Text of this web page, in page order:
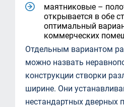
маятниковые –
открывается в обе
оптимальный
коммерческих
Отдельным вариантом
можно назвать
конструкции створки
ширине. Они
нестандартных дверных